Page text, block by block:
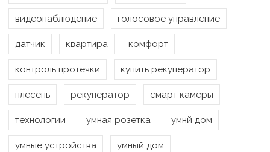
видеонаблюдение голосовое управление
датчик квартира комфорт
контроль протечки купить рекуператор
плесень рекуператор смарт камеры
технологии умная розетка умнй дом
умные устройства умный дом